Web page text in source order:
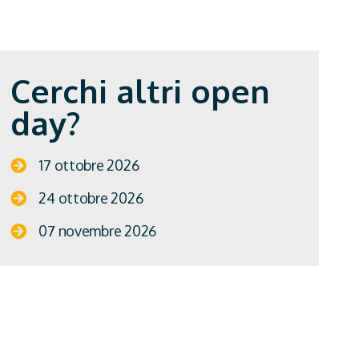
Cerchi altri open
day?
17 ottobre 2026
24 ottobre 2026
07 novembre 2026